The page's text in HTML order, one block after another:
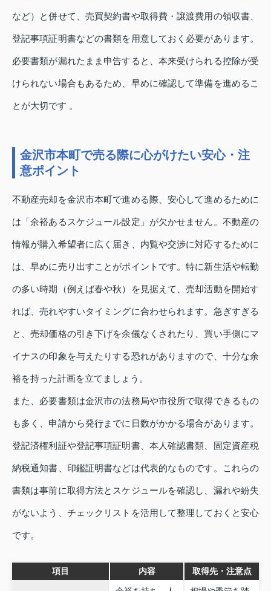
など）と併せて、売買契約書や取得費・譲渡費用の領収書、
登記事項証明書などの書類を用意しておく必要があります。
必要書類が漏れたまま申告すると、本来受けられる控除が受
けられない場合もあるため、早めに確認して準備を進めるこ
とが大切です 。
金沢市本町で売る際に心がけたい安心・注
意ポイント
不動産売却を金沢市本町で進める際、安心して進めるために
は「余裕あるスケジュール設定」が欠かせません。不動産の
情報が購入希望者に広く届き、内覧や交渉に対応するために
は、早めに売り出すことがポイントです。特に新生活や転勤
の多い時期（例えば春や秋）を見据えて、売却活動を開始す
れば、売れやすいタイミングに合わせられます。急ぎすぎる
と、売却価格の引き下げを余儀なくされたり、買い手側にマ
イナスの印象を与えたりする恐れがありますので、十分な余
裕を持った計画を立てましょう。
また、必要書類は金沢市の法務局や市役所で取得できるもの
も多く、申請から発行までに日数がかかる場合があります。
登記済権利証や登記事項証明書、本人確認書類、固定資産税
納税通知書、印鑑証明書などは代表的なものです。これらの
書類は事前に取得方法とスケジュールを確認し、漏れや紛失
がないよう、チェックリストを活用して整理しておくと安心
です。
項目 内容 取得先・注意点